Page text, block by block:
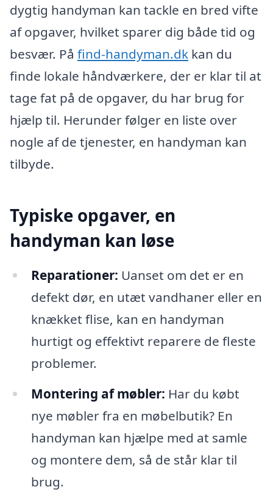
dygtig handyman kan tackle en bred vifte
af opgaver, hvilket sparer dig både tid og
besvær. På find-handyman.dk kan du
finde lokale håndværkere, der er klar til at
tage fat på de opgaver, du har brug for
hjælp til. Herunder følger en liste over
nogle af de tjenester, en handyman kan
tilbyde.
Typiske opgaver, en
handyman kan løse
Reparationer: Uanset om det er en
defekt dør, en utæt vandhaner eller en
knækket flise, kan en handyman
hurtigt og effektivt reparere de fleste
problemer.
Montering af møbler: Har du købt
nye møbler fra en møbelbutik? En
handyman kan hjælpe med at samle
og montere dem, så de står klar til
brug.